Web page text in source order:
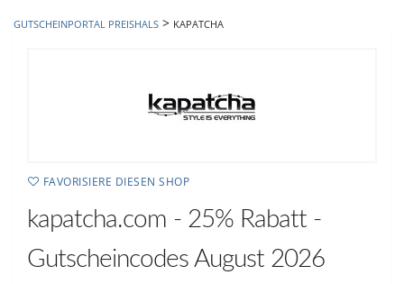
GUTSCHEINPORTAL PREISHALS > KAPATCHA
FAVORISIERE DIESEN SHOP
kapatcha.com - 25% Rabatt -
Gutscheincodes August 2026